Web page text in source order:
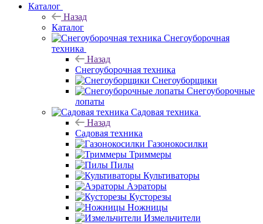
Каталог
Назад
Каталог
Снегоуборочная
техника
Назад
Снегоуборочная техника
Снегоуборщики
Снегоуборочные
лопаты
Садовая техника
Назад
Садовая техника
Газонокосилки
Триммеры
Пилы
Культиваторы
Аэраторы
Кусторезы
Ножницы
Измельчители